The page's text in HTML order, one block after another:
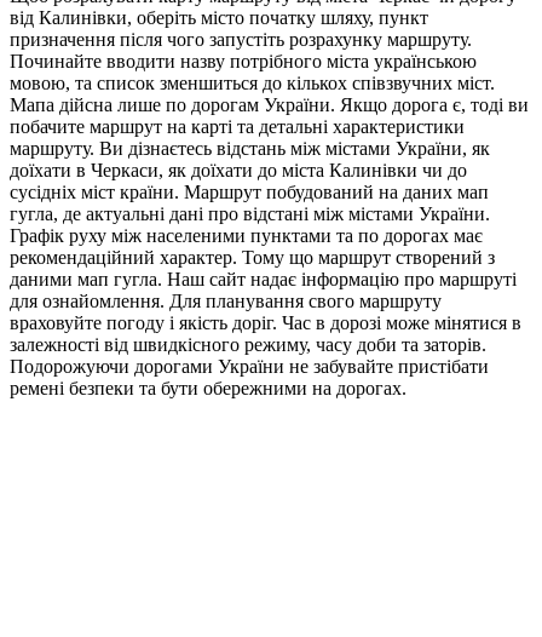
від Калинівки, оберіть місто початку шляху, пункт
призначення після чого запустіть розрахунку маршруту.
Починайте вводити назву потрібного міста українською
мовою, та список зменшиться до кількох співзвучних міст.
Мапа дійсна лише по дорогам України. Якщо дорога є, тоді ви
побачите маршрут на карті та детальні характеристики
маршруту. Ви дізнаєтесь відстань між містами України, як
доїхати в Черкаси, як доїхати до міста Калинівки чи до
сусідніх міст країни. Маршрут побудований на даних мап
гугла, де актуальні дані про відстані між містами України.
Графік руху між населеними пунктами та по дорогах має
рекомендаційний характер. Тому що маршрут створений з
даними мап гугла. Наш сайт надає інформацію про маршруті
для ознайомлення. Для планування свого маршруту
враховуйте погоду і якість доріг. Час в дорозі може мінятися в
залежності від швидкісного режиму, часу доби та заторів.
Подорожуючи дорогами України не забувайте пристібати
ремені безпеки та бути обережними на дорогах.